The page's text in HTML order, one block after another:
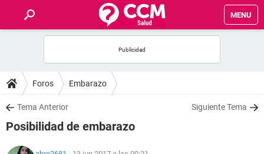
MENU
FOROS
SALUD
Foros Embarazo
Tema Anterior Siguiente Tema
Posibilidad de embarazo